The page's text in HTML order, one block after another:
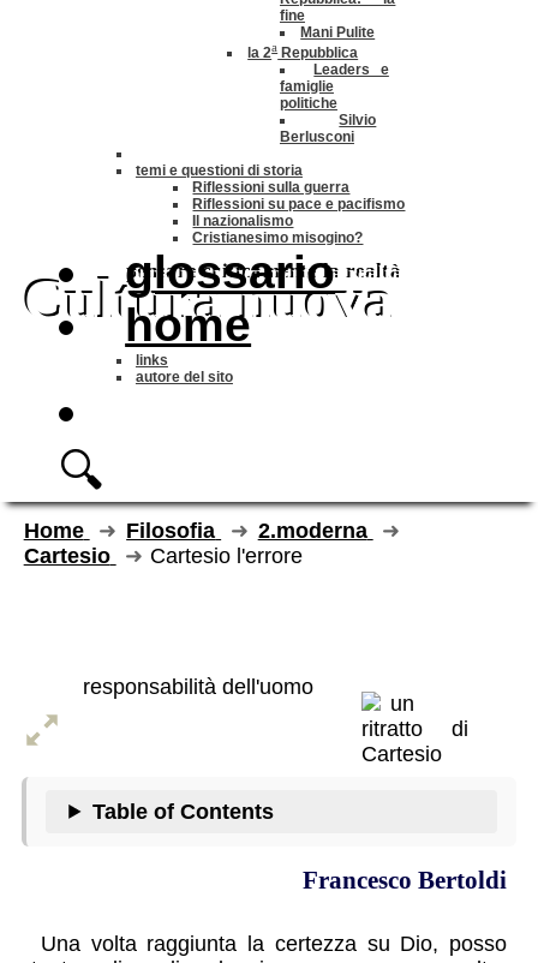
Cultura nuova
pensare criticamente larealtà
fine
Mani Pulite
la 2aRepubblica
Leaders e
famiglie
politiche
Silvio
Berlusconi
temi e questioni di storia
Riflessioni sulla guerra
Riflessioni su pace e pacifismo
Il nazionalismo
Cristianesimo misogino?
glossario
home
links
autore del sito
🔍
Home Filosofia
2.moderna
Cartesio
Cartesio l'errore
responsabilità dell'uomo
Table of Contents
Francesco Bertoldi
Una volta raggiunta la certezza su Dio, posso